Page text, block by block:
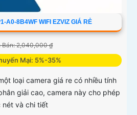
A0-8B4WF WIFI EZVIZ GIÁ RẺ
Bán: 2,040,000 ₫
Mại: 5%-35%
loại camera giá re có nhiều tính
giải cao, camera này cho phép
nét và chi tiết